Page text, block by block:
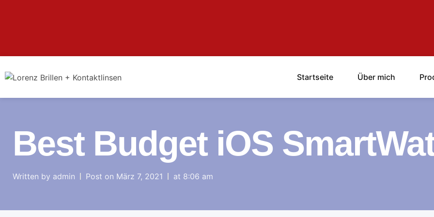
Startseite Über mich
Best Budget iOS
Written by admin Post on März 7, 2021 at 8:06 am